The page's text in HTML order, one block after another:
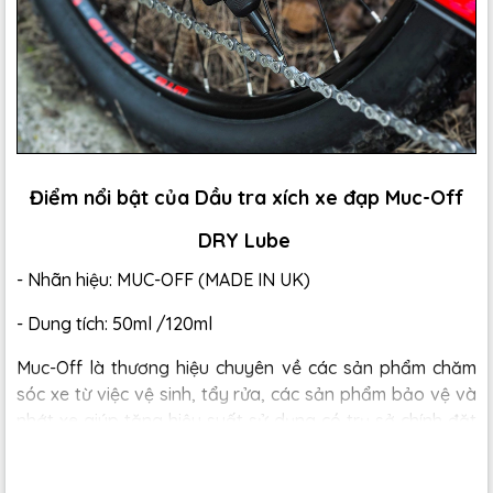
Điểm nổi bật của Dầu tra xích xe đạp Muc-Off
DRY Lube
- Nhãn hiệu: MUC-OFF (MADE IN UK)
- Dung tích: 50ml /120ml
Muc-Off là thương hiệu chuyên về các sản phẩm chăm
sóc xe từ việc vệ sinh, tẩy rửa, các sản phẩm bảo vệ và
nhớt xe giúp tăng hiệu suất sử dụng có trụ sở chính đặt